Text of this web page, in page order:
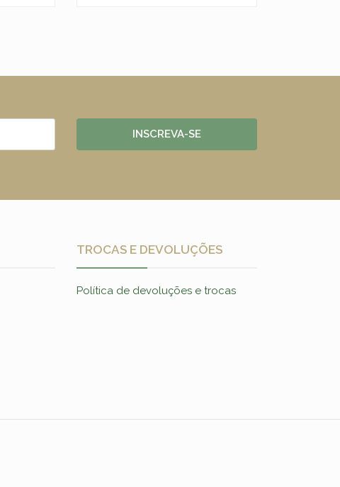
INSCREVA-SE
TROCAS E DEVOLUÇÕES
Política de devoluções e trocas